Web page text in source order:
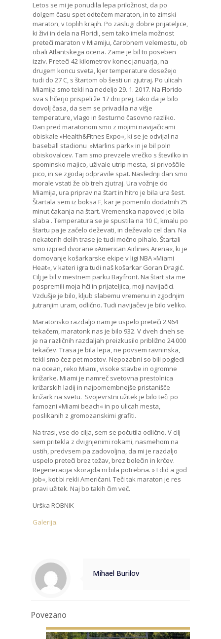
Letos se mi je ponudila lepa priložnost, da po
dolgem času spet odtečem maraton, in to zimski
maraton, v toplih krajih. Po zaslugi dobre prijateljice,
ki živi in dela na Floridi, sem tako imela možnost
preteči maraton v Miamiju, čarobnem velemestu, ob
obali Atlantskega ocena. Zame je bil to poseben
izziv. Preteči 42 kilometrov konec januarja, na
drugem koncu sveta, kjer temperature dosežejo
tudi do 27 C, s štartom ob šesti uri zjutraj. Po ulicah
Miamija smo tekli na nedeljo 29. 1. 2017. Na Florido
sva s hčerjo prispeli že 17 dni prej, tako da je bilo
dovolj časa, da sem se privadila na višje
temperature, vlago in šesturno časovno razliko.
Dan pred maratonom smo z mojimi navijačicami
obiskale »Health&Fitnes Expo«, ki se je odvijal na
baseball stadionu »Marlins park« in je bil poln
obiskovalcev. Tam smo prevzele vrečko s številko in
spominsko majico, uživale utrip mesta, si privoščile
pico, in se zgodaj odpravile spat. Naslednji dan smo
morale vstati že ob treh zjutraj. Ura vožnje do
Miamija, ura priprav na štart in hitro je bila ura šest.
Štartala sem iz boksa F, kar je pomenilo dodatnih 25
minut čakanja na štart. Vremenska napoved je bila
slaba . Temperatura se je spustila na 10 C, kmalu po
štartu pa je začelo deževati, in deževalo cel dan. Na
nekaterih delih trase je tudi močno pihalo. Štartali
smo izpred dvorane »American Airlines Arena«, ki je
domovanje košarkarske ekipe v ligi NBA »Miami
Heat«, v kateri igra tudi naš košarkar Goran Dragić.
Cilj je bil v mestnem parku Bayfront. Na štart sta me
pospremili moja hči in prijateljica, moji navijačici.
Vzdušje je bilo, kljub slabemu vremenu in zgodnjim
jutranjim uram, odlično. Tudi navijačev je bilo veliko.
Maratonsko razdaljo nam je uspelo preteči 2.964
tekačem, maratonk nas je bilo 932. V dveh dneh se
je na različnih razdaljah preizkusilo približno 24.000
tekačev. Trasa je bila lepa, ne povsem ravninska,
tekli smo čez pet mostov. Nepozabni so bili pogledi
na ocean, reko Miami, visoke stavbe in ogromne
križarke. Miami je namreč svetovna prestolnica
križarskih ladij in najpomembnejše pristanišče
križark na svetu. Svojevrstni užitek je bilo teči po
famozni »Miami beach« in po ulicah mesta,
poslikanih z gromozanskimi grafiti.
Na trasi, vse do cilja, sem se počutila odlično. V cilj
sem pritekla z dvignjenimi rokami, nasmehom na
ustih, predvsem pa zadovoljna, da mi je razdaljo
uspelo preteči brez težav, brez bolečin in krčev.
Regeneracija skorajda ni bila potrebna. » I did a god
job«, kot bi rekli Američani. Teči tak maraton je res
pravi užitek. Naj bo takih čim več.
Urška ROBNIK
Galerija.
Mihael Burilov
Povezano